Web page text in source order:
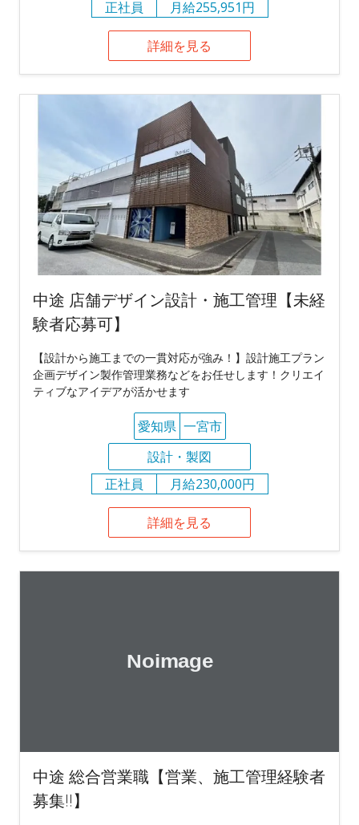
正社員
月給255,951円
詳細を見る
中途 店舗デザイン設計・施工管理【未経
験者応募可】
【設計から施工までの一貫対応が強み！】設計施工プラン
企画デザイン製作管理業務などをお任せします！クリエイ
ティブなアイデアが活かせます
愛知県 一宮市
設計・製図
正社員
月給230,000円
詳細を見る
中途 総合営業職【営業、施工管理経験者
募集!!】